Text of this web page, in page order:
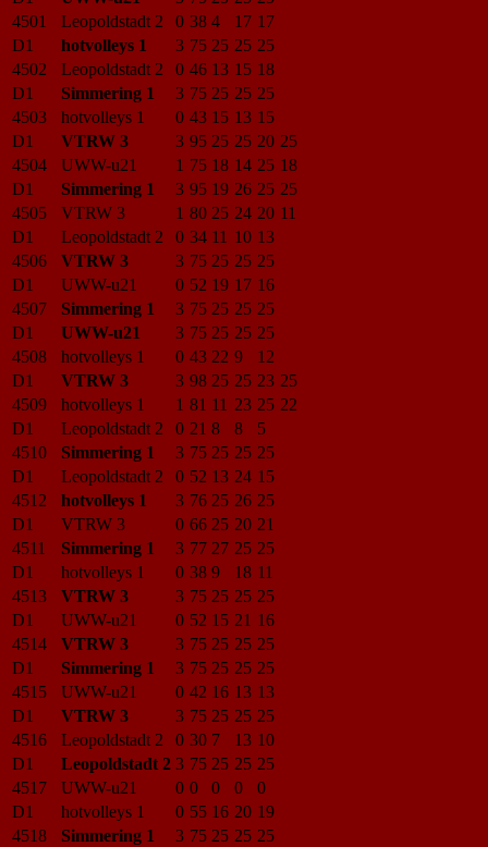
4501
Leopoldstadt 2 0 38 4 17 17
D1
hotvolleys 1 3 75 25 25 25
4502
Leopoldstadt 2 0 46 13 15 18
D1
Simmering 1 3 75 25 25 25
4503
hotvolleys 1 0 43 15 13 15
D1
VTRW 3 3 95 25 25 20 25
4504
UWW-u21 1 75 18 14 25 18
D1
Simmering 1 3 95 19 26 25 25
4505
VTRW 3 1 80 25 24 20 11
D1
Leopoldstadt 2 0 34 11 10 13
4506
VTRW 3 3 75 25 25 25
D1
UWW-u21 0 52 19 17 16
4507
Simmering 1 3 75 25 25 25
D1
UWW-u21 3 75 25 25 25
4508
hotvolleys 1 0 43 22 9
12
D1
VTRW 3 3 98 25 25 23 25
4509
hotvolleys 1 1 81 11 23 25 22
D1
Leopoldstadt 2 0 21 8 8
5
4510
Simmering 1 3 75 25 25 25
D1
Leopoldstadt 2 0 52 13 24 15
4512
hotvolleys 1 3 76 25 26 25
D1
VTRW 3 0 66 25 20 21
4511
Simmering 1 3 77 27 25 25
D1
hotvolleys 1 0 38 9 18 11
4513
VTRW 3 3 75 25 25 25
D1
UWW-u21 0 52 15 21 16
4514
VTRW 3 3 75 25 25 25
D1
Simmering 1 3 75 25 25 25
4515
UWW-u21 0 42 16 13 13
D1
VTRW 3 3 75 25 25 25
4516
Leopoldstadt 2 0 30 7 13 10
D1
Leopoldstadt 2 3 75 25 25 25
4517
UWW-u21 0 0 0 0
0
D1
hotvolleys 1 0 55 16 20 19
4518
Simmering 1 3 75 25 25 25